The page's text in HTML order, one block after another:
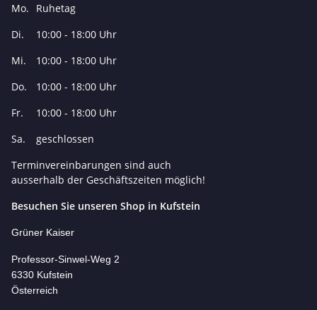
Mo.
Ruhetag
Di.
10:00 - 18:00 Uhr
Mi.
10:00 - 18:00 Uhr
Do.
10:00 - 18:00 Uhr
Fr.
10:00 - 18:00 Uhr
Sa.
geschlossen
Terminvereinbarungen sind auch
ausserhalb der Geschäftszeiten möglich!
Besuchen Sie unseren Shop in Kufstein
Grüner Kaiser
Professor-Sinwel-Weg 2
6330 Kufstein
Österreich